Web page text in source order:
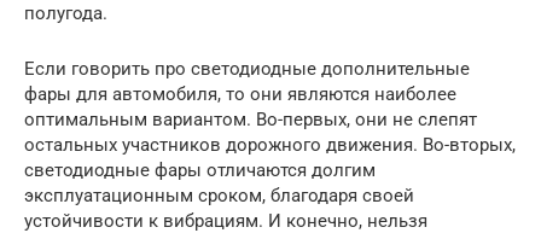
полугода.
Если говорить про светодиодные дополнительные
фары для автомобиля, то они являются наиболее
оптимальным вариантом. Во-первых, они не слепят
остальных участников дорожного движения. Во-вторых,
светодиодные фары отличаются долгим
эксплуатационным сроком, благодаря своей
устойчивости к вибрациям. И конечно, нельзя